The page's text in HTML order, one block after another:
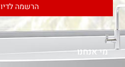
הרשמה
מי אנחנו